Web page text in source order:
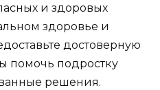
и здоровых
здоровье и
достоверную
помочь подростку
решения.